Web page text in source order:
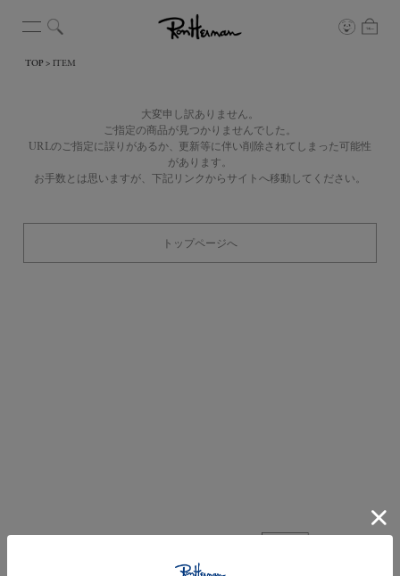
TOP ITEM
大変申し訳ありません。
ご指定の商品が見つかりませんでした。
URLのご指定に誤りがあるか、更新等に伴い削除されてしまった可能性
があります。
お手数とは思いますが、下記リンクからサイトへ移動してください。
トップページへ